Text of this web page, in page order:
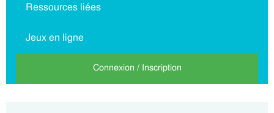
Ressources liées
Jeux en ligne
Connexion / Inscription